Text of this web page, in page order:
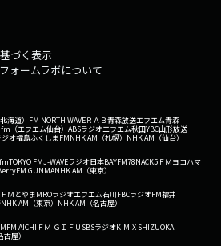
づく表示
ォームラボについて
海道） FM NORTH WAVEＲＡＢ青森放送エフエム青森
（エフエム仙台） ABSラジオエフエム秋田YBC山形放送
ジオ福島ふくしまFMNHK AM（札幌） NHK AM（仙台）
TOKYO FMJ-WAVEラジオ日本BAYFM78NACK5 ＦＭヨコハマ
FM GUNMANHK AM（東京）
ＦＭとやまMROラジオエフエム石川FBCラジオFM福井
NHK AM（東京） NHK AM（名古屋）
FM AICHI ＦＭ ＧＩＦＵ SBSラジオK-MIX SHIZUOKA
屋）